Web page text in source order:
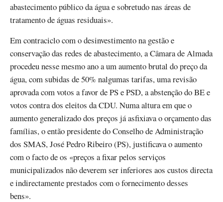
abastecimento público da água e sobretudo nas áreas de
tratamento de águas residuais».
Em contraciclo com o desinvestimento na gestão e
conservação das redes de abastecimento, a Câmara de Almada
procedeu nesse mesmo ano a um aumento brutal do preço da
água, com subidas de 50% nalgumas tarifas, uma revisão
aprovada com votos a favor de PS e PSD, a abstenção do BE e
votos contra dos eleitos da CDU. Numa altura em que o
aumento generalizado dos preços já asfixiava o orçamento das
famílias, o então presidente do Conselho de Administração
dos SMAS, José Pedro Ribeiro (PS), justificava o aumento
com o facto de os «preços a fixar pelos serviços
municipalizados não deverem ser inferiores aos custos directa
e indirectamente prestados com o fornecimento desses
bens».